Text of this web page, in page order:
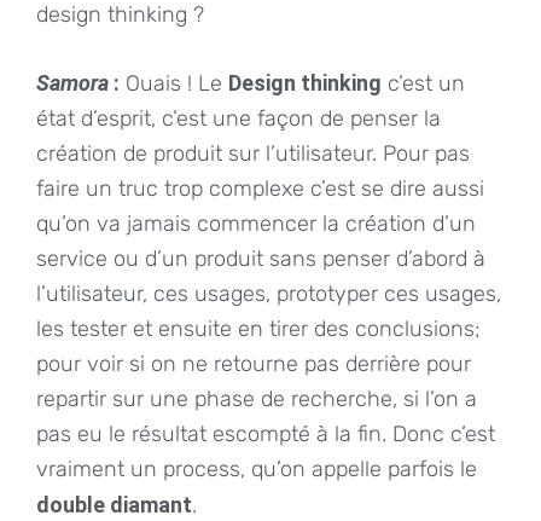
design thinking ?
Samora : Ouais ! Le Design thinking c’est un
état d’esprit, c’est une façon de penser la
création de produit sur l’utilisateur. Pour pas
faire un truc trop complexe c’est se dire aussi
qu’on va jamais commencer la création d’un
service ou d’un produit sans penser d’abord à
l’utilisateur, ces usages, prototyper ces usages,
les tester et ensuite en tirer des conclusions;
pour voir si on ne retourne pas derrière pour
repartir sur une phase de recherche, si l’on a
pas eu le résultat escompté à la fin. Donc c’est
vraiment un process, qu’on appelle parfois le
double diamant.